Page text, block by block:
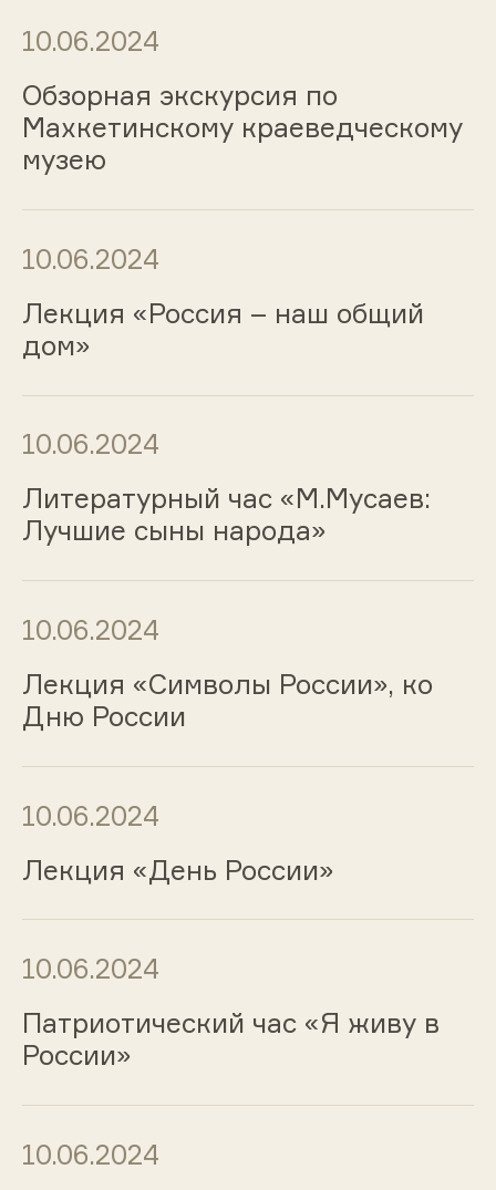
10.06.2024
Обзорная экскурсия по
Махкетинскому краеведческому
музею
10.06.2024
Лекция «Россия – наш общий
дом»
10.06.2024
Литературный час «М.Мусаев:
Лучшие сыны народа»
10.06.2024
Лекция «Символы России», ко
Дню России
10.06.2024
Лекция «День России»
10.06.2024
Патриотический час «Я живу в
России»
10.06.2024